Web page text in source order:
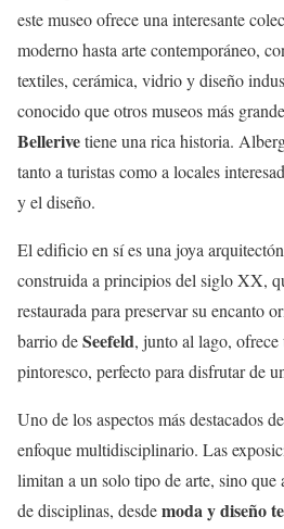
este museo ofrece una interesante
moderno hasta arte contemporáneo,
textiles, cerámica, vidrio y diseño
conocido que otros museos más
Bellerivetiene una rica historia.
tanto a turistas como a locales
y el diseño.
El edificio en sí es una joya
construida a principios del siglo XX,
restaurada para preservar su encanto
barrio deSeefeld, junto al lago,
pintoresco, perfecto para disfrutar de
Uno de los aspectos más destacados
enfoque multidisciplinario. Las
limitan a un solo tipo de arte, sino que
de disciplinas, desdemoda y diseño